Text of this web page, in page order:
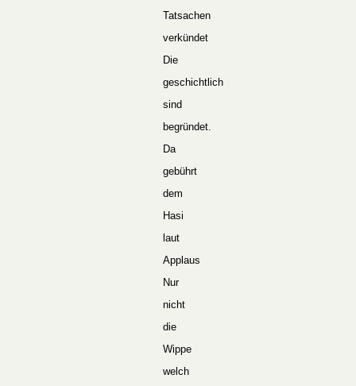
Tatsachen
verkündet
Die
geschichtlich
sind
begründet.
Da
gebührt
dem
Hasi
laut
Applaus
Nur
nicht
die
Wippe
welch